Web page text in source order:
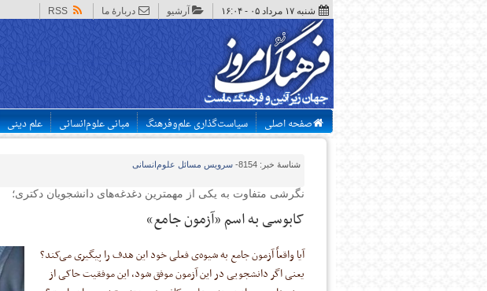
شنبه ۱۷ مرداد ۰۵ - ۱۶:۰۴ آرشیو دربارهٔ ما RSS
صفحه اصلی سیاست‌گذاری علم‌وفرهنگ مبانی علوم‌انسانی علم دینی
شناسهٔ خبر: 8154 - سرویس مسائل علوم‌انسانی
نگرشی متفاوت به یکی از مهمترین دغدغه‌های دانشجویان دکتری؛
کابوسی به اسم «آزمون جامع»
آیا واقعاً آزمون جامع به شیوه‌ی فعلی خود این هدف را پیگیری می‌کند؟
یعنی اگر دانشجویی در این آزمون موفق شود، این موفقیت حاکی از